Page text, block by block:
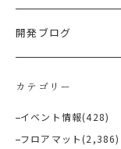
開発ブログ
カテゴリー
イベント情報(428)
フロアマット (2,386)